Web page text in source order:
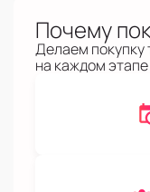
Почему
Делаем покупку
на каждом этапе